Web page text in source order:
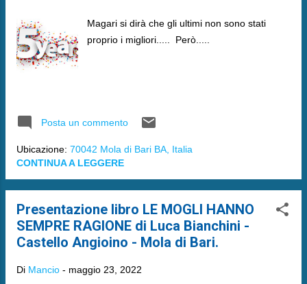
Magari si dirà che gli ultimi non sono stati
proprio i migliori..... Però.....
Posta un commento
Ubicazione: 70042 Mola di Bari BA, Italia
CONTINUA A LEGGERE
Presentazione libro LE MOGLI HANNO
SEMPRE RAGIONE di Luca Bianchini -
Castello Angioino - Mola di Bari.
Di Mancio - maggio 23, 2022